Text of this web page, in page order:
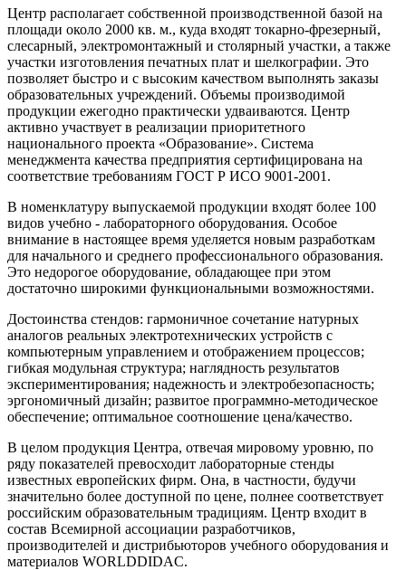
Центр располагает собственной производственной базой на
площади около 2000 кв. м., куда входят токарно-фрезерный,
слесарный, электромонтажный и столярный участки, а также
участки изготовления печатных плат и шелкографии. Это
позволяет быстро и с высоким качеством выполнять заказы
образовательных учреждений. Объемы производимой
продукции ежегодно практически удваиваются. Центр
активно участвует в реализации приоритетного
национального проекта «Образование». Система
менеджмента качества предприятия сертифицирована на
соответствие требованиям ГОСТ Р ИСО 9001-2001.
В номенклатуру выпускаемой продукции входят более 100
видов учебно - лабораторного оборудования. Особое
внимание в настоящее время уделяется новым разработкам
для начального и среднего профессионального образования.
Это недорогое оборудование, обладающее при этом
достаточно широкими функциональными возможностями.
Достоинства стендов: гармоничное сочетание натурных
аналогов реальных электротехнических устройств с
компьютерным управлением и отображением процессов;
гибкая модульная структура; наглядность результатов
экспериментирования; надежность и электробезопасность;
эргономичный дизайн; развитое программно-методическое
обеспечение; оптимальное соотношение цена/качество.
В целом продукция Центра, отвечая мировому уровню, по
ряду показателей превосходит лабораторные стенды
известных европейских фирм. Она, в частности, будучи
значительно более доступной по цене, полнее соответствует
российским образовательным традициям. Центр входит в
состав Всемирной ассоциации разработчиков,
производителей и дистрибьюторов учебного оборудования и
материалов WORLDDIDAC.